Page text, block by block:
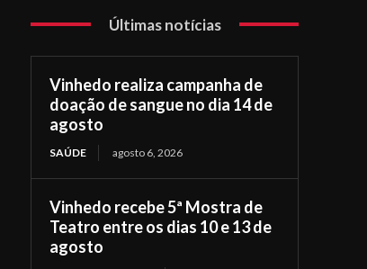
Últimas notícias
Vinhedo realiza campanha de
doação de sangue no dia 14 de
agosto
SAÚDE agosto 6, 2026
Vinhedo recebe 5ª Mostra de
Teatro entre os dias 10 e 13 de
agosto